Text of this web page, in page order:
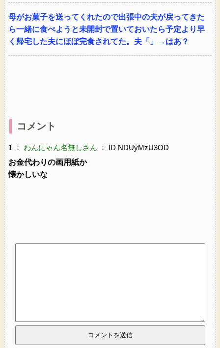
母がお菓子を送ってくれたので出張中の夫が戻ってきた
ら一緒に食べようと未開封で置いておいたら予定より早
く帰宅した夫にほぼ完食されてた。夫「」→はあ？
コメント
1 ： わんにゃん名無しさん ： ID NDUyMzU3OD
お金代わりの画用紙か
懐かしいな